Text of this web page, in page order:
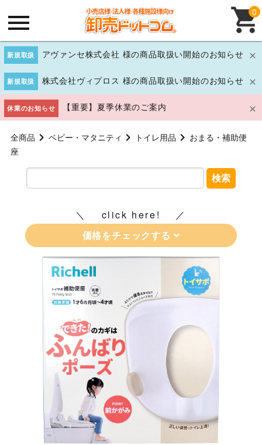
新規取扱 アヴァンセ株式会社 様の商品取扱い開始のお知らせ
新規取扱 株式会社ヴィプロス 様の商品取扱い開始のお知らせ
休業のお知らせ 【重要】夏季休業のご案内
0
全商品 ベビー・マタニティ トイレ用品
おまる・補助便
座
検索
click here!
価格をチェックする